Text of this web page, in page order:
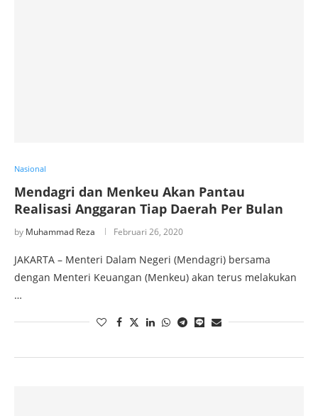
Nasional
Mendagri dan Menkeu Akan Pantau
Realisasi Anggaran Tiap Daerah Per Bulan
by Muhammad Reza Februari 26, 2020
JAKARTA – Menteri Dalam Negeri (Mendagri) bersama
dengan Menteri Keuangan (Menkeu) akan terus melakukan
…